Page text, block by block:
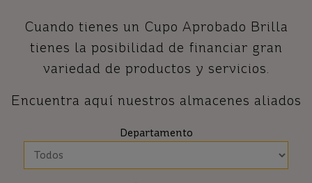
Cuando tienes un Cupo Aprobado Brilla
tienes la posibilidad de financiar gran
variedad de productos y servicios.
Encuentra aquí nuestros almacenes aliados
Departamento